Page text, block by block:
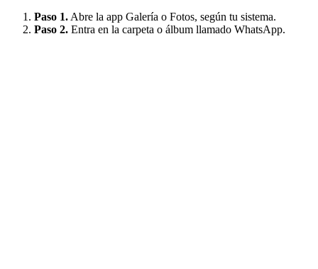
Paso 1. Abre la app Galería o Fotos, según tu sistema.
Paso 2. Entra en la carpeta o álbum llamado WhatsApp.